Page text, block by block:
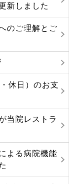
新しました
のご理解とご
休日）のお支
当院レストラ
よる病院機能